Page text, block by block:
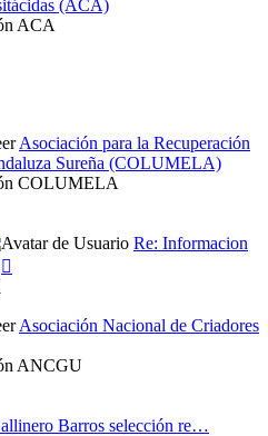
(ACA)
ACA
Asociación para la Recuperación
Sureña (COLUMELA)
COLUMELA
Re: Informacion
Asociación Nacional de Criadores
ANCGU
Barros selección re…